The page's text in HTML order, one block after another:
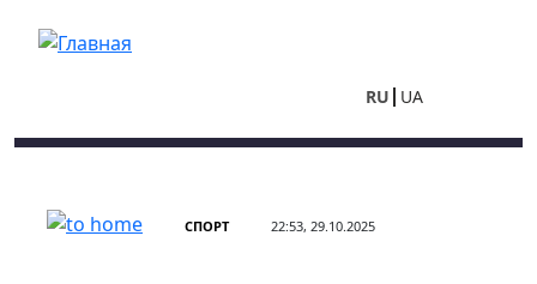
RU UA
СПОРТ 22:53, 29.10.2025